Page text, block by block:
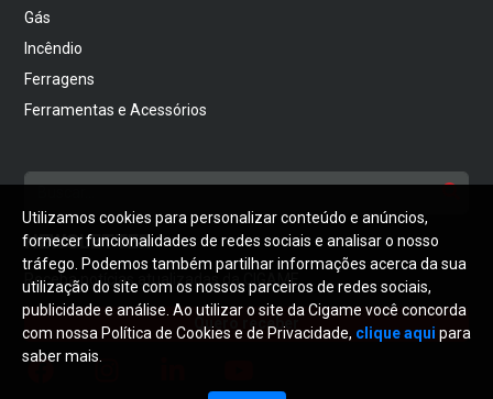
Gás
Incêndio
Ferragens
Ferramentas e Acessórios
NEWSLETTER
Receba notícias atualizadas da CIGAME
Quero receber
Utilizamos cookies para personalizar conteúdo e anúncios,
fornecer funcionalidades de redes sociais e analisar o nosso
tráfego. Podemos também partilhar informações acerca da sua
utilização do site com os nossos parceiros de redes sociais,
publicidade e análise. Ao utilizar o site da Cigame você concorda
com nossa Política de Cookies e de Privacidade, clique aqui para
saber mais.